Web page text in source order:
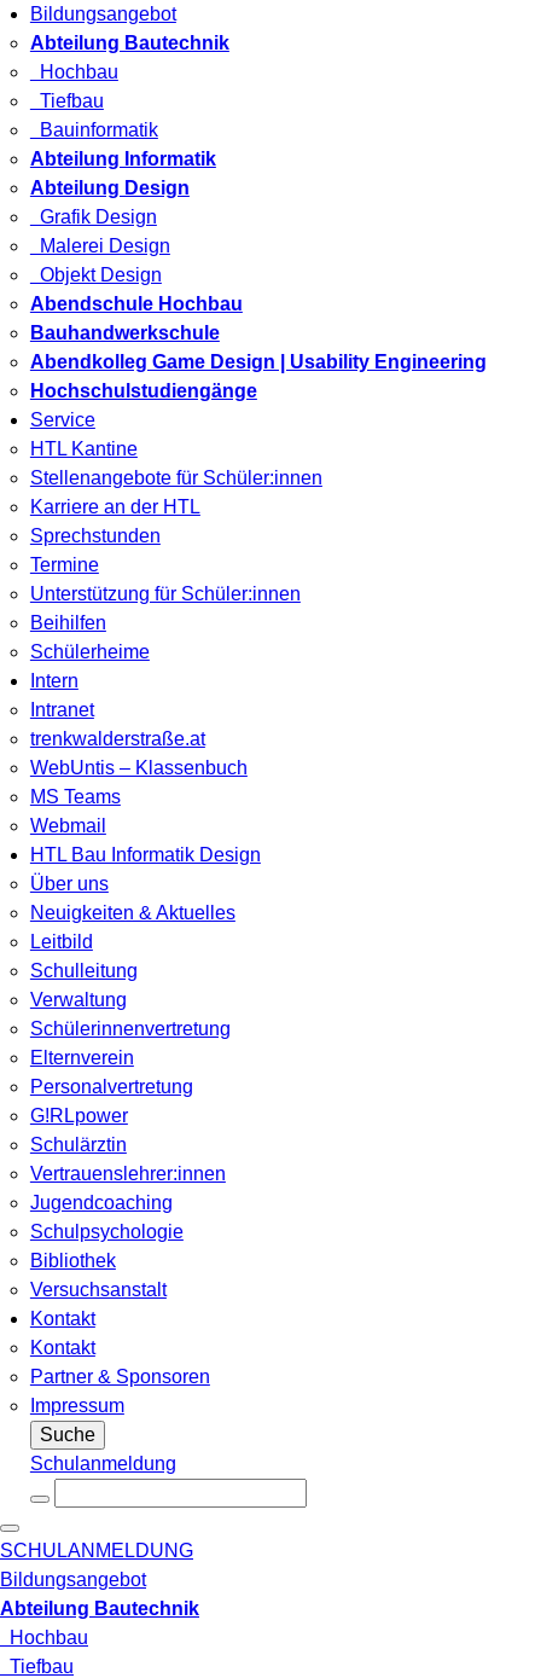
Bildungsangebot
Abteilung Bautechnik
Hochbau
Tiefbau
Bauinformatik
Abteilung Informatik
Abteilung Design
Grafik Design
Malerei Design
Objekt Design
Abendschule Hochbau
Bauhandwerkschule
Abendkolleg Game Design | Usability Engineering
Hochschulstudiengänge
Service
HTL Kantine
Stellenangebote für Schüler:innen
Karriere an der HTL
Sprechstunden
Termine
Unterstützung für Schüler:innen
Beihilfen
Schülerheime
Intern
Intranet
trenkwalderstraße.at
WebUntis – Klassenbuch
MS Teams
Webmail
HTL Bau Informatik Design
Über uns
Neuigkeiten & Aktuelles
Leitbild
Schulleitung
Verwaltung
Schülerinnenvertretung
Elternverein
Personalvertretung
G!RLpower
Schulärztin
Vertrauenslehrer:innen
Jugendcoaching
Schulpsychologie
Bibliothek
Versuchsanstalt
Kontakt
Kontakt
Partner & Sponsoren
Impressum
Suche
Schulanmeldung
SCHULANMELDUNG
Bildungsangebot
Abteilung Bautechnik
Hochbau
Tiefbau